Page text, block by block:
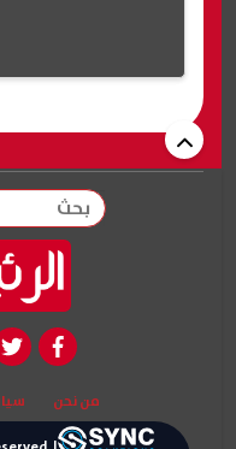
بحث
من نحن